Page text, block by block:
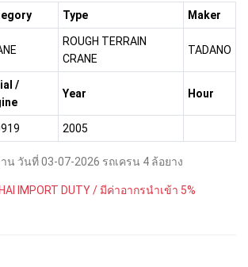
Type Maker
ROUGH TERRAIN
CRANE
TADANO
/
Year Hour
2005
น วันที่ 03-07-2026 รถเครน 4 ล้อยาง
IMPORT DUTY / มีค่าอากรนำเข้า 5%